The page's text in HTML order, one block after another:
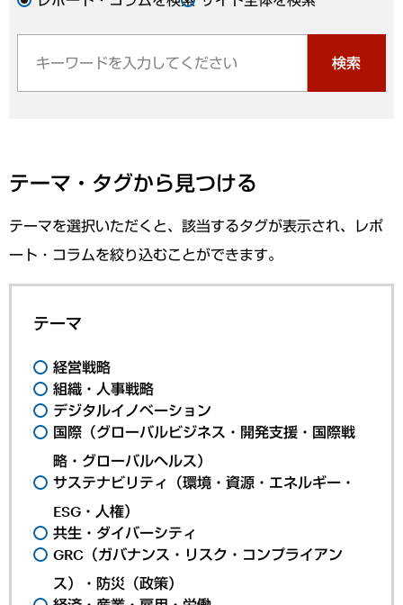
検索
テーマ・タグから見つける
テーマを選択いただくと、該当するタグが表示され、レポ
ート・コラムを絞り込むことができます。
テーマ
経営戦略
組織・人事戦略
デジタルイノベーション
国際（グローバルビジネス・開発支援・国際戦
略・グローバルヘルス）
サステナビリティ（環境・資源・エネルギー・
ESG・人権）
共生・ダイバーシティ
GRC（ガバナンス・リスク・コンプライアン
ス）・防災（政策）